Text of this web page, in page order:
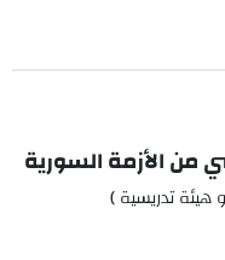
من الأزمة السورية
تدريسية )